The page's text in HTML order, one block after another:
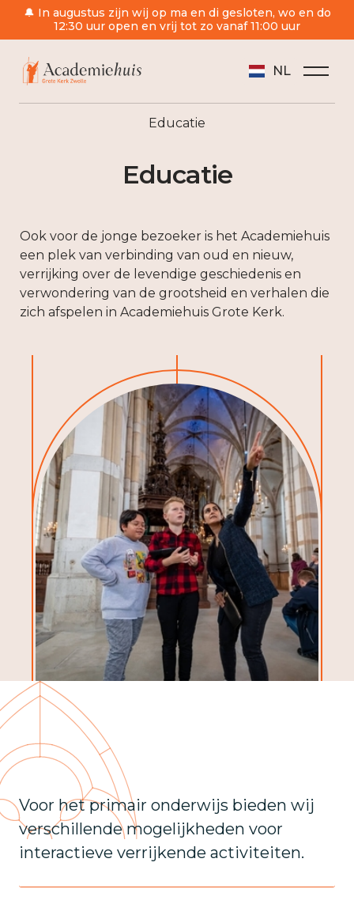
🔔 In augustus zijn wij op ma en di gesloten, wo en do
12:30 uur open en vrij tot zo vanaf 11:00 uur
NL
Educatie
Educatie
Ook voor de jonge bezoeker is het Academiehuis
een plek van verbinding van oud en nieuw,
verrijking over de levendige geschiedenis en
verwondering van de grootsheid en verhalen die
zich afspelen in Academiehuis Grote Kerk.
Voor het primair onderwijs bieden wij
verschillende mogelijkheden voor
interactieve verrijkende activiteiten.